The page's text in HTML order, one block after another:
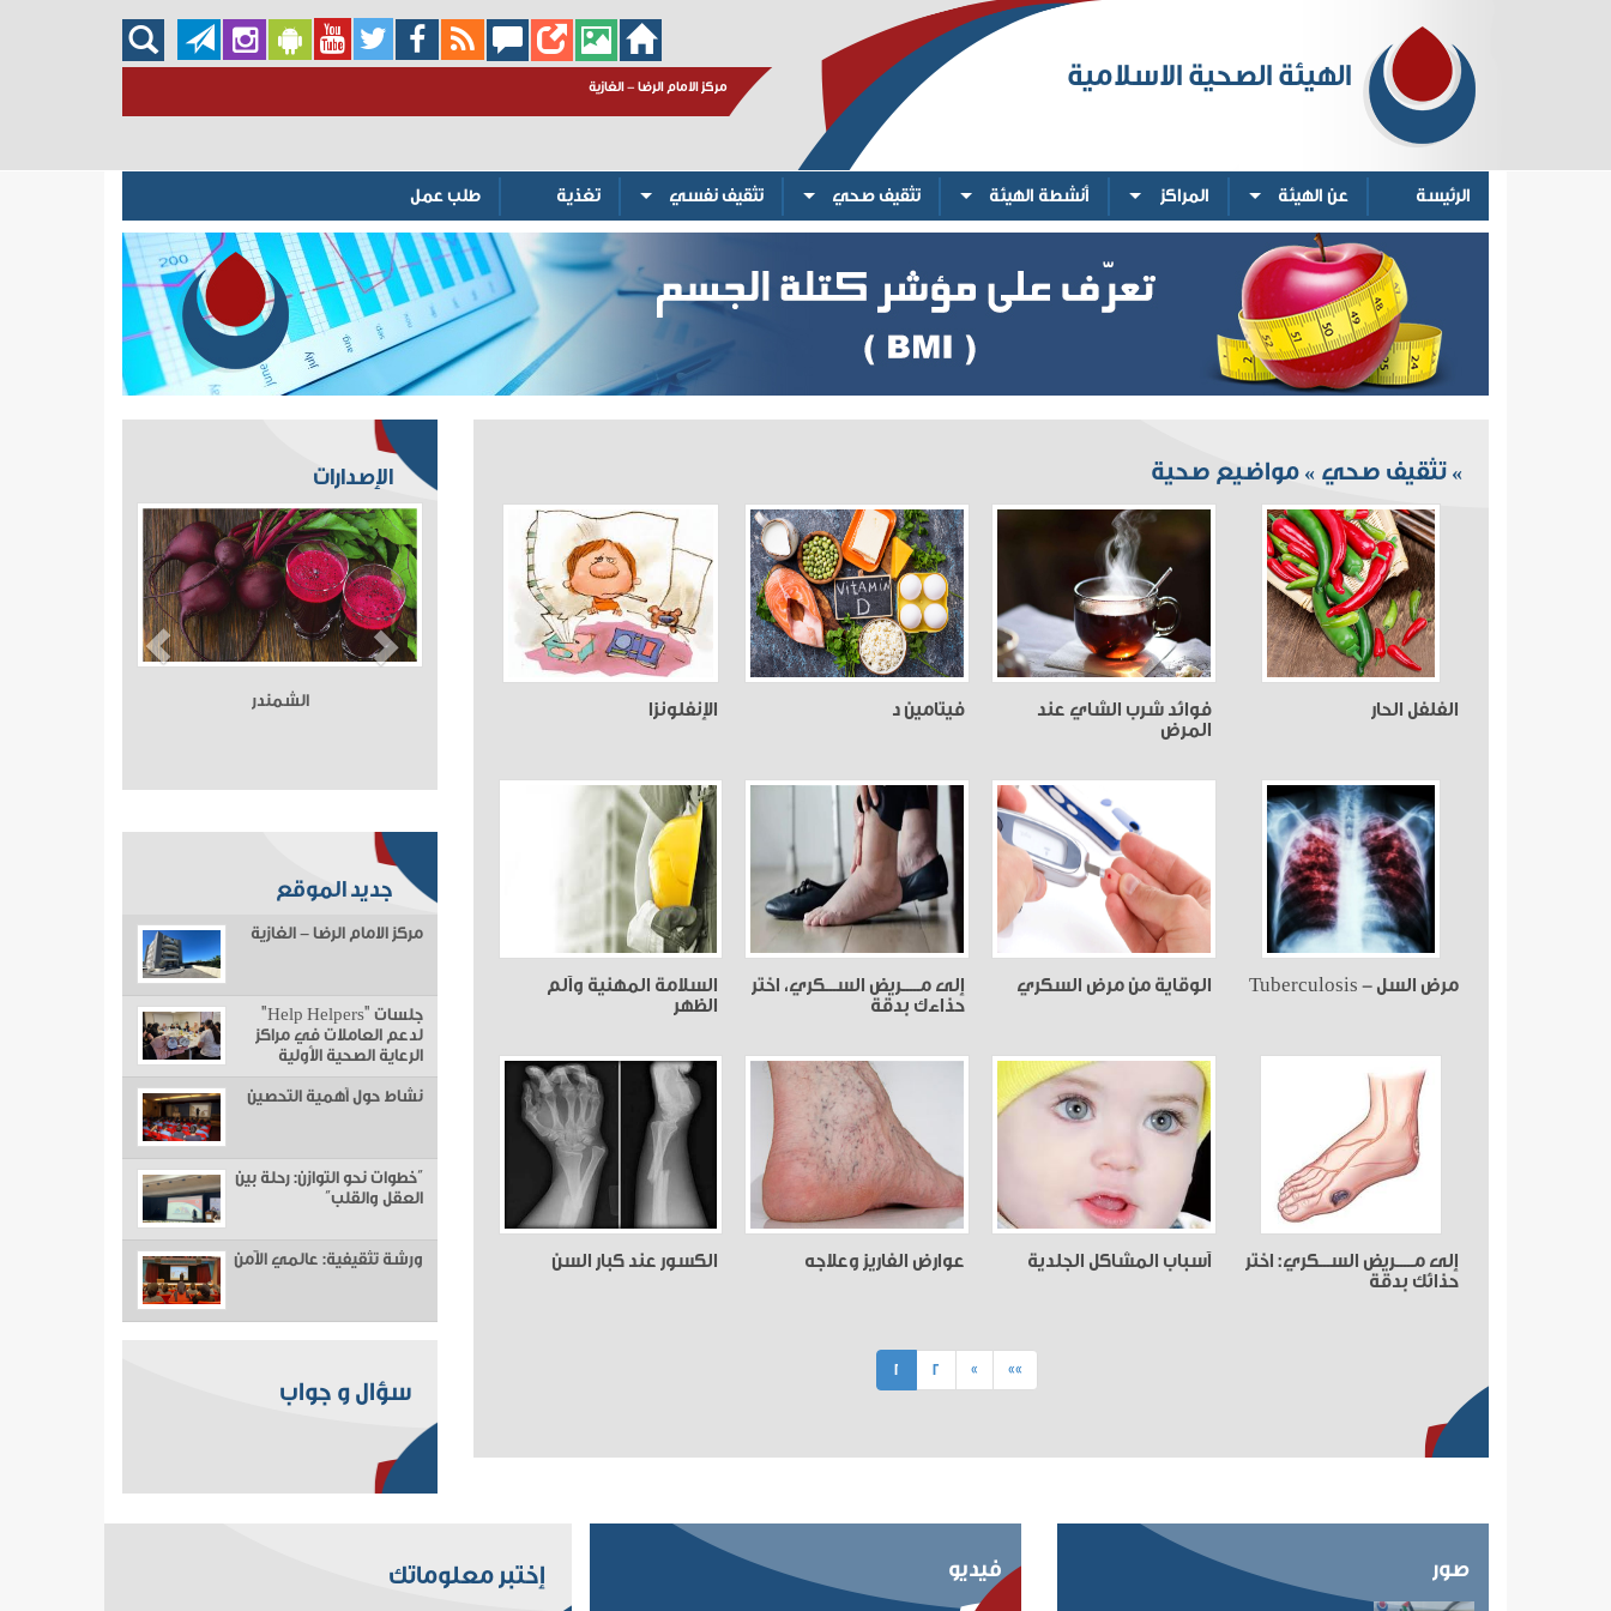
الهيئة الصحية الاسلامية مركز الامام الرضا - الغازية
الرئيسة عن الهيئة المراكز أنشطة الهيئة تثقيف صحي تثقيف نفسي تغذية طلب عمل
» تثقيف صحي » مواضيع صحية
الفلفل الحار
فوائد شرب الشاي عند
المرض
فيتامين د الإنفلونزا
مرض السل - Tuberculosis الوقاية من مرض السكري
إلى مـــــريض الســـكري، اختر
حذاءك بدقة
السلامة المهنية وألم
الظهر
إلى مـــــريض الســـكري: اختر
حذائك بدقة
أسباب المشاكل الجلدية عوارض الفاريز وعلاجه الكسور عند كبار السن
1 2 » »»
الإصدارات
الشمندر
جديد الموقع
مركز الامام الرضا - الغازية
جلسات "Help Helpers"
لدعم العاملات في مراكز
الرعاية الصحية الأولية
نشاط حول أهمية التحصين
“خطوات نحو التوازن: رحلة بين
العقل والقلب”
ورشة تثقيفية: عالمي الآمن
سؤال و جواب
إختبر معلوماتك فيديو صور